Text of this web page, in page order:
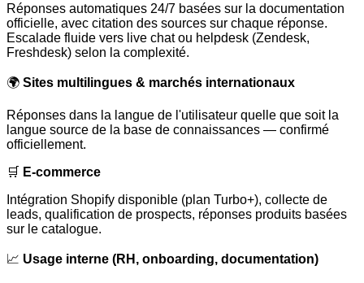
Réponses automatiques 24/7 basées sur la documentation
officielle, avec citation des sources sur chaque réponse.
Escalade fluide vers live chat ou helpdesk (Zendesk,
Freshdesk) selon la complexité.
🌍 Sites multilingues & marchés internationaux
Réponses dans la langue de l'utilisateur quelle que soit la
langue source de la base de connaissances — confirmé
officiellement.
🛒 E-commerce
Intégration Shopify disponible (plan Turbo+), collecte de
leads, qualification de prospects, réponses produits basées
sur le catalogue.
📈 Usage interne (RH, onboarding, documentation)